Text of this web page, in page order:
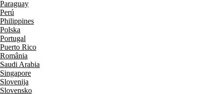
Paraguay
Perú
Philippines
Polska
Portugal
Puerto Rico
România
Saudi Arabia
Singapore
Slovenija
Slovensko